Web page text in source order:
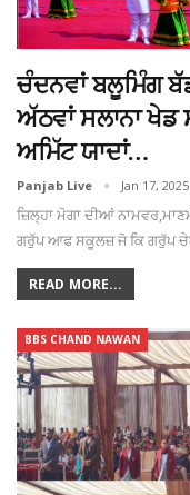
ਚੰਦਨਵਾਂ ਬਲੂਮਿੰਗ
ਅੱਠਵਾਂ ਸਲਾਨਾ
ਅਮਿੱਟ ਯਾਦਾਂ…
Panjab Live Jan 17, 2025
ਜ਼ਿਲ੍ਹਾ ਮੋਗਾ ਦੀਆਂ
ਗਰੁੱਪ ਆਫ ਸਕੂਲਜ਼ ਜੋ ਕਿ ਗਰੁੱਪ
READ MORE...
BBS CHAND NAWAN